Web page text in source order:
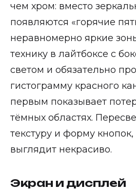
чем хром: вместо
появляются «горячие
неравномерно яркие
технику в лайтбоксе с
светом и обязательно
гистограмму красного
первым показывает
тёмных областях.
текстуру и форму
выглядит некрасиво.
Экран и дисплей